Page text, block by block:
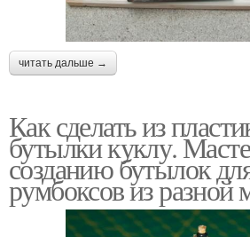
читать дальше →
Как сделать из
бутылки куклу.
созданию бутылок
румбоксов из разной